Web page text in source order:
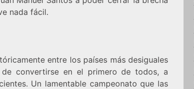
nada fácil.
entre los países más desiguales
convertirse en el primero de todos, a
Un lamentable campeonato que las